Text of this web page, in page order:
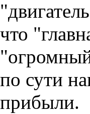
что
по сути
прибыли.